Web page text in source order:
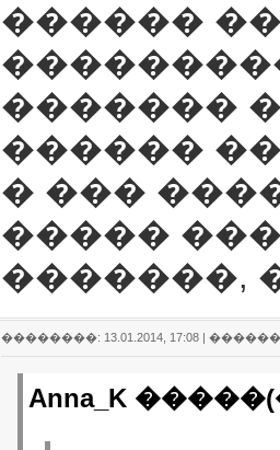
������
�������
������
� ���
�����
�������,
��������: 13.01.2014, 17:08 |
Anna_K